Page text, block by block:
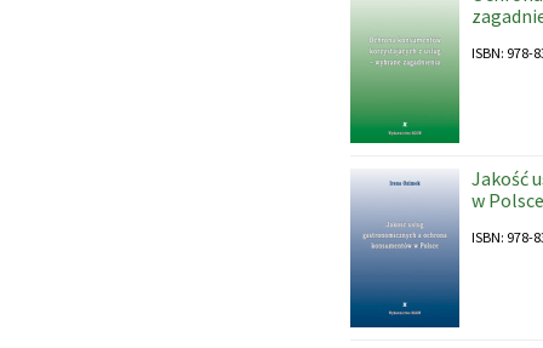
ISBN: 978-
Jakość
w Polsce
ISBN: 978-